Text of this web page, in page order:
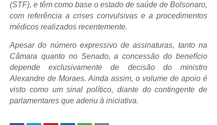
(STF), e têm como base o estado de saúde de Bolsonaro,
com referência a crises convulsivas e a procedimentos
médicos realizados recentemente.
Apesar do número expressivo de assinaturas, tanto na
Câmara quanto no Senado, a concessão do benefício
depende exclusivamente de decisão do ministro
Alexandre de Moraes. Ainda assim, o volume de apoio é
visto como um sinal político, diante do contingente de
parlamentares que aderiu à iniciativa.